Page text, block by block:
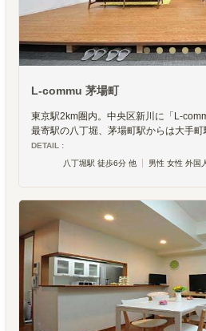
L-commu 茅場町
東京駅2km圏内。中央区新川に「L-
最寄駅の八丁堀、茅場町駅からは大手町
DETAIL :
八丁堀駅 徒歩6分 他
男性 女性 外国